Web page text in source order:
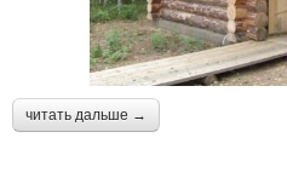
читать дальше →